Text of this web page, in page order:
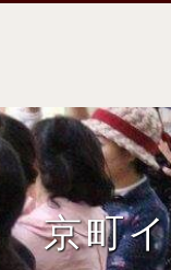
京町